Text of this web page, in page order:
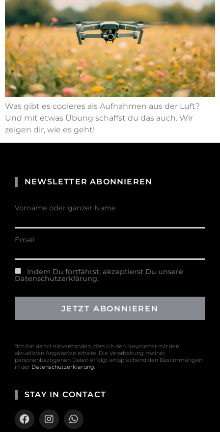
Was gibt es cooleres als Aufnahmen aus der Luft?
Und mit etwas Übung schaffst du das auch. Wir
zeigen dir, wie es geht!
STAY IN CONTACT
NEWSLETTER ABONNIEREN
Vorname oder ganzer Name
Email
Indem Du fortfährst, akzeptierst Du unsere
Datenschutzerklärung.
*Ich bin damit einverstanden, dass ich den Newsletter mit den
aktuellsten Angeboten erhalte. Die Verarbeitung meiner
personenbezogenen Daten erfolgt entsprechend den Bestimmungen
in der Datenschutzerklärung